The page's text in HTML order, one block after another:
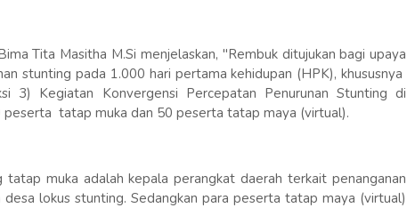
Tita Masitha M.Si menjelaskan, "Rembuk ditujukan bagi upaya
stunting pada 1.000 hari pertama kehidupan (HPK), khususnya
3) Kegiatan Konvergensi Percepatan Penurunan Stunting di
tatap muka dan 50 peserta tatap maya (virtual).
muka adalah kepala perangkat daerah terkait penanganan
lokus stunting. Sedangkan para peserta tatap maya (virtual)